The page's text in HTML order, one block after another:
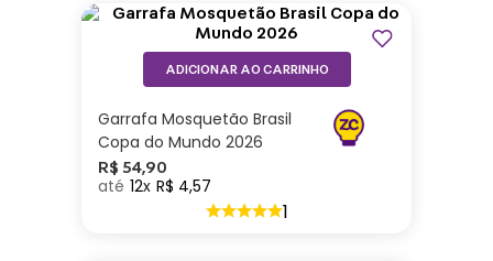
Garrafa Mosquetão Brasil
Copa do Mundo 2026
R$ 54,90
12 R$ 4,57
1
ADICIONAR AO CARRINHO